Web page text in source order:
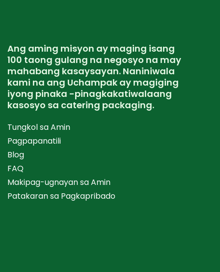
Ang aming misyon ay maging isang
100 taong gulang na negosyo na may
mahabang kasaysayan. Naniniwala
kami na ang Uchampak ay magiging
iyong pinaka -pinagkakatiwalaang
kasosyo sa catering packaging.
Tungkol sa Amin
Pagpapanatili
Blog
FAQ
Makipag-ugnayan sa Amin
Patakaran sa Pagkapribado